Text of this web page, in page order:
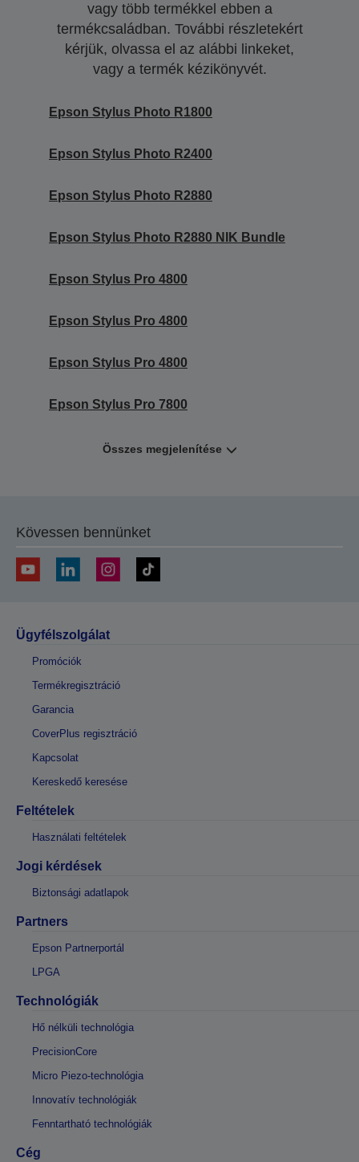
vagy több termékkel ebben a
termékcsaládban. További részletekért
kérjük, olvassa el az alábbi linkeket,
vagy a termék kézikönyvét.
Epson Stylus Photo R1800
Epson Stylus Photo R2400
Epson Stylus Photo R2880
Epson Stylus Photo R2880 NIK Bundle
Epson Stylus Pro 4800
Epson Stylus Pro 4800
Epson Stylus Pro 4800
Epson Stylus Pro 7800
Összes megjelenítése
Kövessen bennünket
Ügyfélszolgálat
Promóciók
Termékregisztráció
Garancia
CoverPlus regisztráció
Kapcsolat
Kereskedő keresése
Feltételek
Használati feltételek
Jogi kérdések
Biztonsági adatlapok
Partners
Epson Partnerportál
LPGA
Technológiák
Hő nélküli technológia
PrecisionCore
Micro Piezo-technológia
Innovatív technológiák
Fenntartható technológiák
Cég